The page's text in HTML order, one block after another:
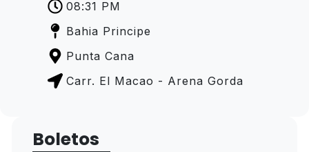
08:31 PM
Bahia Principe
Punta Cana
Carr. El Macao - Arena Gorda
Boletos